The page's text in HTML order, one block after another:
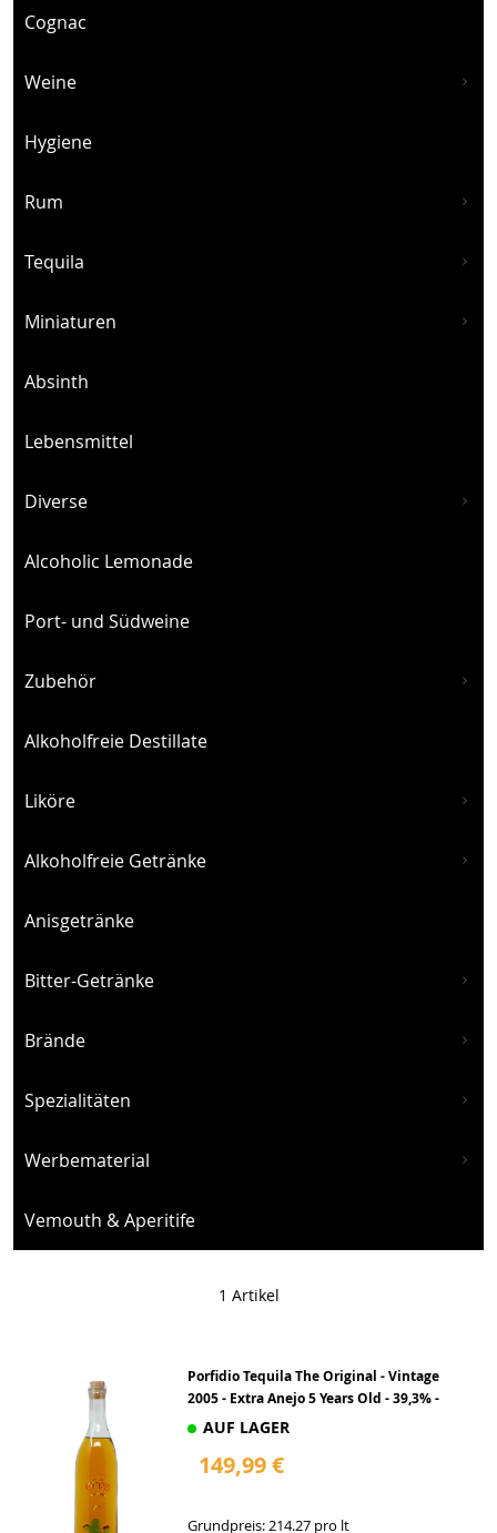
1 Artikel
Porfidio Tequila The Original - Vintage
2005 - Extra Anejo 5 Years Old - 39,3% -
AUF LAGER
149,99 €
Grundpreis: 214.27 pro lt
Cognac
Weine
Hygiene
Rum
Tequila
Miniaturen
Absinth
Lebensmittel
Diverse
Alcoholic Lemonade
Port- und Südweine
Zubehör
Alkoholfreie Destillate
Liköre
Alkoholfreie Getränke
Anisgetränke
Bitter-Getränke
Brände
Spezialitäten
Werbematerial
Vemouth & Aperitife